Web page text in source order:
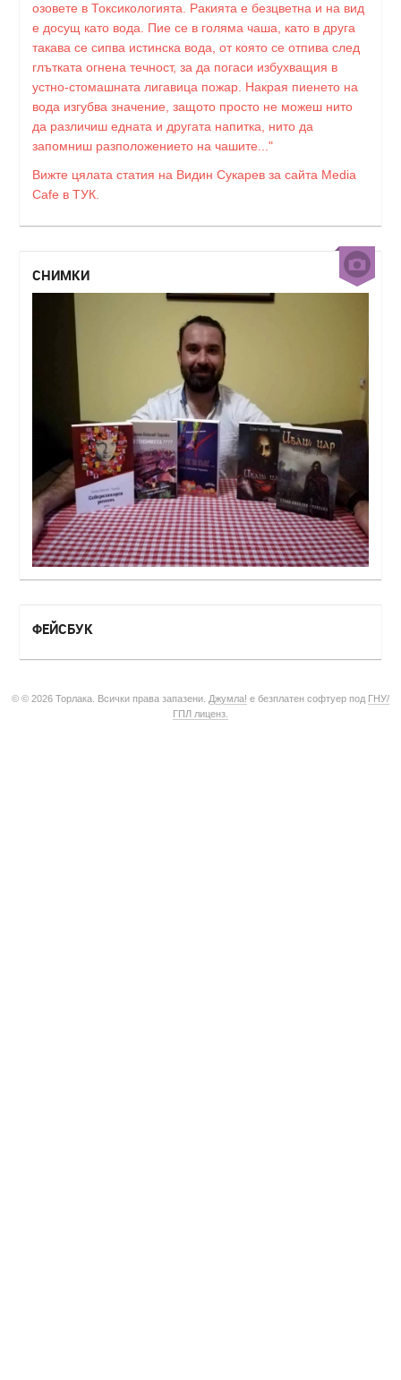
озовете в Токсикологията. Ракията е безцветна и на вид
е досущ като вода. Пие се в голяма чаша, като в друга
такава се сипва истинска вода, от която се отпива след
глътката огнена течност, за да погаси избухващия в
устно-стомашната лигавица пожар. Накрая пиенето на
вода изгубва значение, защото просто не можеш нито
да различиш едната и другата напитка, нито да
запомниш разположението на чашите..."
Вижте цялата статия на Видин Сукарев за сайта Media
Cafe в ТУК.
СНИМКИ
ФЕЙСБУК
© © 2026 Торлака. Всички права запазени. Джумла! е безплатен софтуер под ГНУ/
ГПЛ лиценз.